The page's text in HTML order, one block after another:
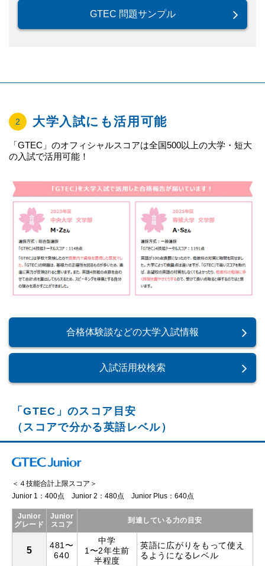
GTEC 問題サンプル
2 大学入試にも活用可能
「GTEC」のオフィシャルスコアは全国500以上の大学・短大
の入試で活用可能！
合格体験談などの大学入試情報
入試活用校検索
「GTEC」のスコア目安
（スコアで分かる英語レベル）
＜４技能合計上限スコア＞
Junior 1：400点 Junior 2：480点 Junior Plus：640点
Junior
グレード
Junior
スコア
到達している力の目安
5
481〜
640
中学
1〜2年生前
半程度
英語に広がりをもって使え
るようになるレベル